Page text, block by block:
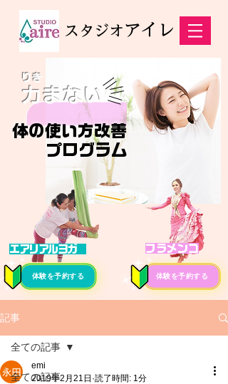
スタジオアイレ
エアリアルヨガ
体験を予約する
フラメンコ
体験を予約する
体の使い方改善
プログラム
力まない
りき
記事
全ての記事
全ての記事
emi
2019年2月21日 読了時間: 1分